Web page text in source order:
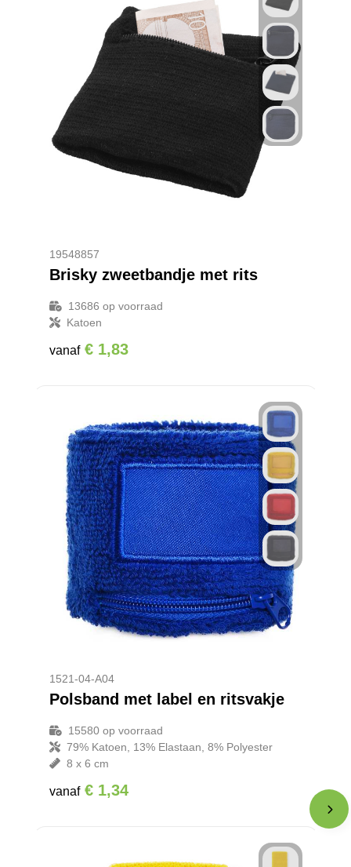
19548857
Brisky zweetbandje met rits
13686 op voorraad
Katoen
vanaf € 1,83
1521-04-A04
Polsband met label en ritsvakje
15580op voorraad
79% Katoen, 13% Elastaan, 8% Polyester
8 x 6 cm
vanaf € 1,34